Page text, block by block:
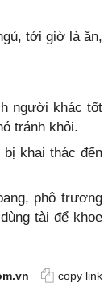
tới giờ là ăn,
người khác tốt
tránh khỏi.
khai thác đến
phô trương
tài để khoe
copy link